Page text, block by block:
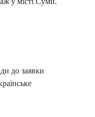
до заявки